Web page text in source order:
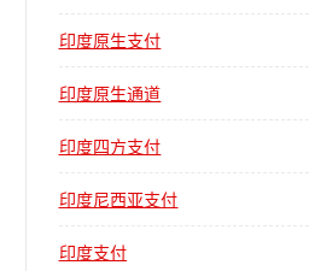
印度原生支付
印度原生通道
印度四方支付
印度尼西亚支付
印度支付